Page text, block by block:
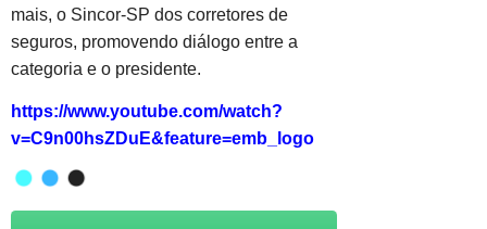
mais, o Sincor-SP dos corretores de
seguros, promovendo diálogo entre a
categoria e o presidente.
https://www.youtube.com/watch?
v=C9n00hsZDuE&feature=emb_logo